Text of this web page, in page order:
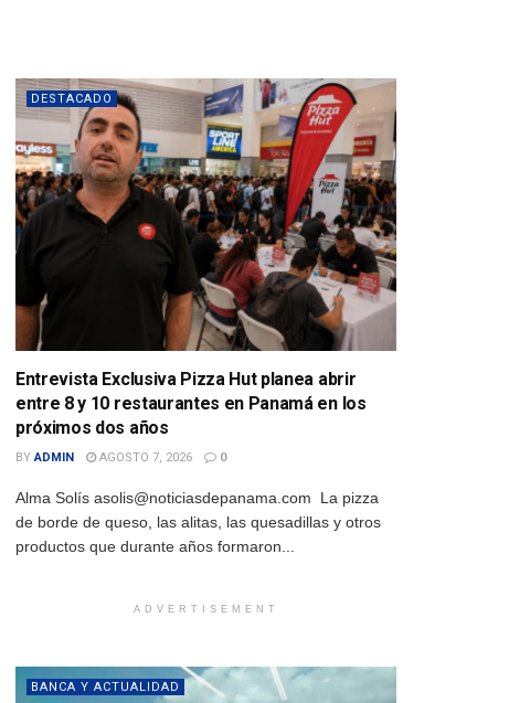
DESTACADO
Entrevista Exclusiva Pizza Hut planea abrir
entre 8 y 10 restaurantes en Panamá en los
próximos dos años
BY ADMIN AGOSTO 7, 2026 0
Alma Solís asolis@noticiasdepanama.com La pizza
de borde de queso, las alitas, las quesadillas y otros
productos que durante años formaron...
ADVERTISEMENT
BANCA Y ACTUALIDAD